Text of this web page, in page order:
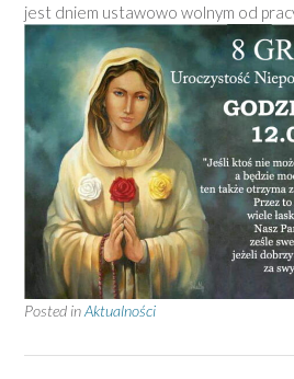
jest dniem ustawowo wolnym od
Posted inAktualności